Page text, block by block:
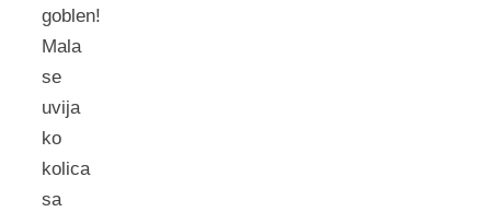
goblen!
Mala
se
uvija
ko
kolica
sa